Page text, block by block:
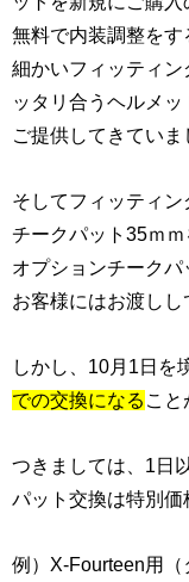
無料で内装調整をす
細かいフィッティ
ッタリ合うヘルメッ
ご提供してきていま
そしてフィッティ
チークパット35ｍｍ
オプションチーク
お客様にはお渡しし
しかし、10月1日を
での交換になる こと
つきましては、1日
パット交換は特別価
例）X-Fourteen用